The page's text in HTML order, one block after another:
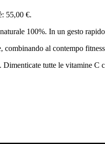
55,00 €.
100%. In un gesto
al contempo
tutte le vitamine C